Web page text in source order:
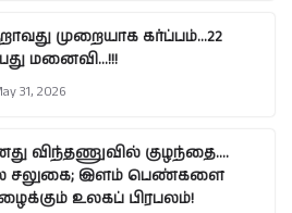
முறையாக கர்ப்பம்…22
மனைவி…!!!
31, 2026
விந்தணுவில் குழந்தை….
சலுகை; இளம் பெண்களை
உலகப் பிரபலம்!